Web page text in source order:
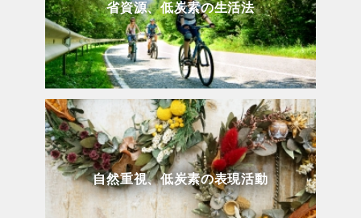
省資源、低炭素の生活法
自然重視、低炭素の表現活動